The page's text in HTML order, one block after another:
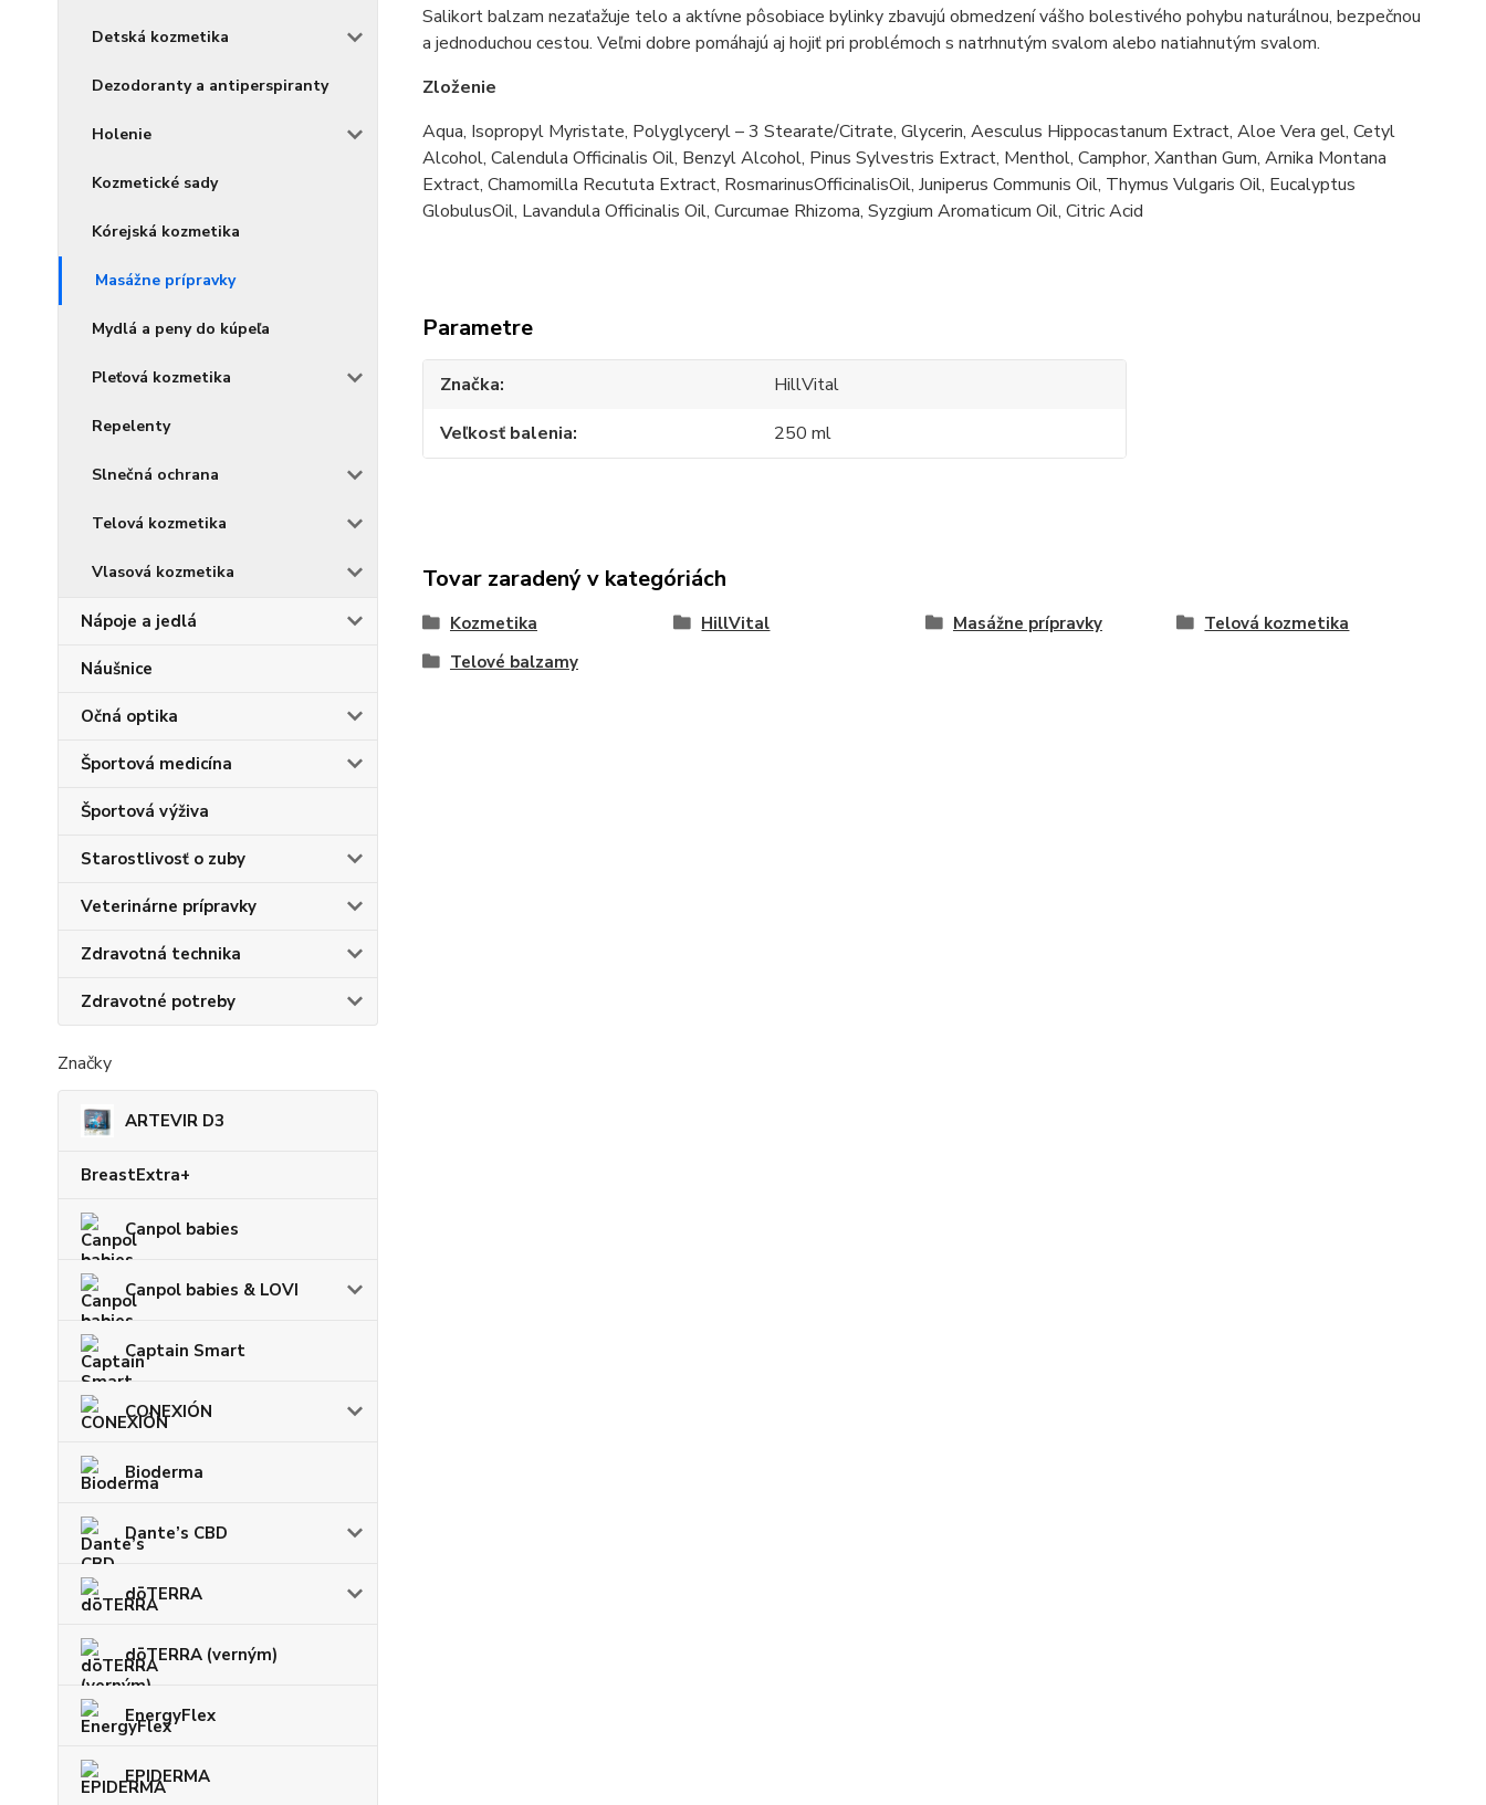
Detská kozmetika
Dezodoranty a antiperspiranty
Holenie
Kozmetické sady
Kórejská kozmetika
Masážne prípravky
Mydlá a peny do kúpeľa
Pleťová kozmetika
Repelenty
Slnečná ochrana
Telová kozmetika
Vlasová kozmetika
Nápoje a jedlá
Náušnice
Očná optika
Športová medicína
Športová výživa
Starostlivosť o zuby
Veterinárne prípravky
Zdravotná technika
Zdravotné potreby
Značky
ARTEVIR D3
BreastExtra+
Canpol babies
Canpol babies & LOVI
Captain Smart
CONEXIÓN
Bioderma
Dante’s CBD
dōTERRA
dōTERRA (verným)
EnergyFlex
EPIDERMA
Salikort balzam nezaťažuje telo a aktívne pôsobiace bylinky zbavujú obmedzení vášho bolestivého pohybu naturálnou, bezpečnou
a jednoduchou cestou. Veľmi dobre pomáhajú aj hojiť pri problémoch s natrhnutým svalom alebo natiahnutým svalom.
Zloženie
Aqua, Isopropyl Myristate, Polyglyceryl – 3 Stearate/Citrate, Glycerin, Aesculus Hippocastanum Extract, Aloe Vera gel, Cetyl
Alcohol, Calendula Officinalis Oil, Benzyl Alcohol, Pinus Sylvestris Extract, Menthol, Camphor, Xanthan Gum, Arnika Montana
Extract, Chamomilla Recututa Extract, RosmarinusOfficinalisOil, Juniperus Communis Oil, Thymus Vulgaris Oil, Eucalyptus
GlobulusOil, Lavandula Officinalis Oil, Curcumae Rhizoma, Syzgium Aromaticum Oil, Citric Acid
Parametre
Značka
HillVital
Veľkosť balenia
250 ml
Tovar zaradený v kategóriách
Kozmetika HillVital Masážne prípravky
Telová kozmetika
Telové balzamy